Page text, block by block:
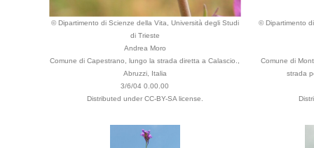
© Dipartimento di Scienze della Vita, Università degli Studi
di Trieste
Andrea Moro
Comune di Capestrano, lungo la strada diretta a Calascio.,
Abruzzi, Italia
3/6/04 0.00.00
Distributed under CC-BY-SA license.
© Dipartimento
Comune di
strada